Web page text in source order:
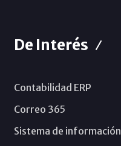
De Interés
Contabilidad ERP
Correo 365
Sistema de información